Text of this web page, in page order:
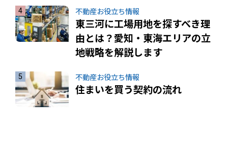
不動産お役立ち情報
東三河に工場用地を探すべき理
由とは？愛知・東海エリアの立
地戦略を解説します
不動産お役立ち情報
住まいを買う契約の流れ